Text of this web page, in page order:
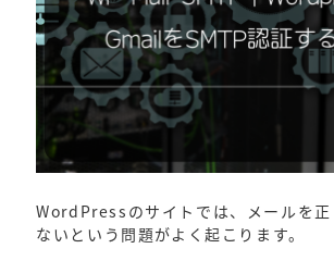
WordPressのサイトでは、メールを正
ないという問題がよく起こります。